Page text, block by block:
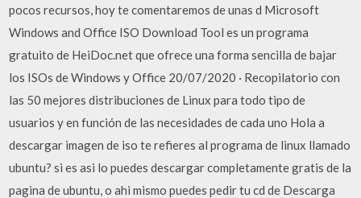
pocos recursos, hoy te comentaremos de unas d Microsoft
Windows and Office ISO Download Tool es un programa
gratuito de HeiDoc.net que ofrece una forma sencilla de bajar
los ISOs de Windows y Office 20/07/2020 · Recopilatorio con
las 50 mejores distribuciones de Linux para todo tipo de
usuarios y en función de las necesidades de cada uno Hola a
descargar imagen de iso te refieres al programa de linux llamado
ubuntu? si es asi lo puedes descargar completamente gratis de la
pagina de ubuntu, o ahi mismo puedes pedir tu cd de Descarga